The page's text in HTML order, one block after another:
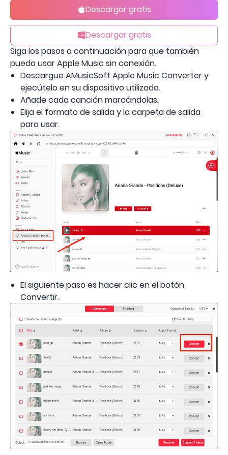
Descargar gratis
Descargar gratis
Siga los pasos a continuación para que también
pueda usar Apple Music sin conexión.
Descargue AMusicSoft Apple Music Converter y
ejecútelo en su dispositivo utilizado.
Añade cada canción marcándolas.
Elija el formato de salida y la carpeta de salida
para usar.
El siguiente paso es hacer clic en el botón
Convertir.